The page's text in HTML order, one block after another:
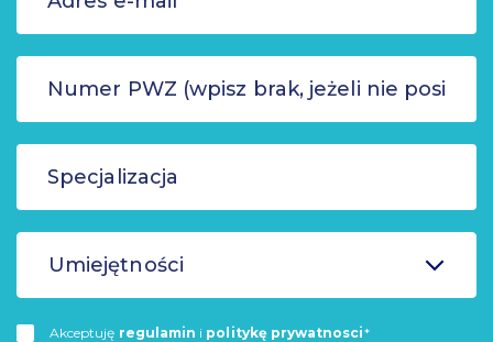
Umiejętności
Akceptuję regulamin i politykę prywatnosci*